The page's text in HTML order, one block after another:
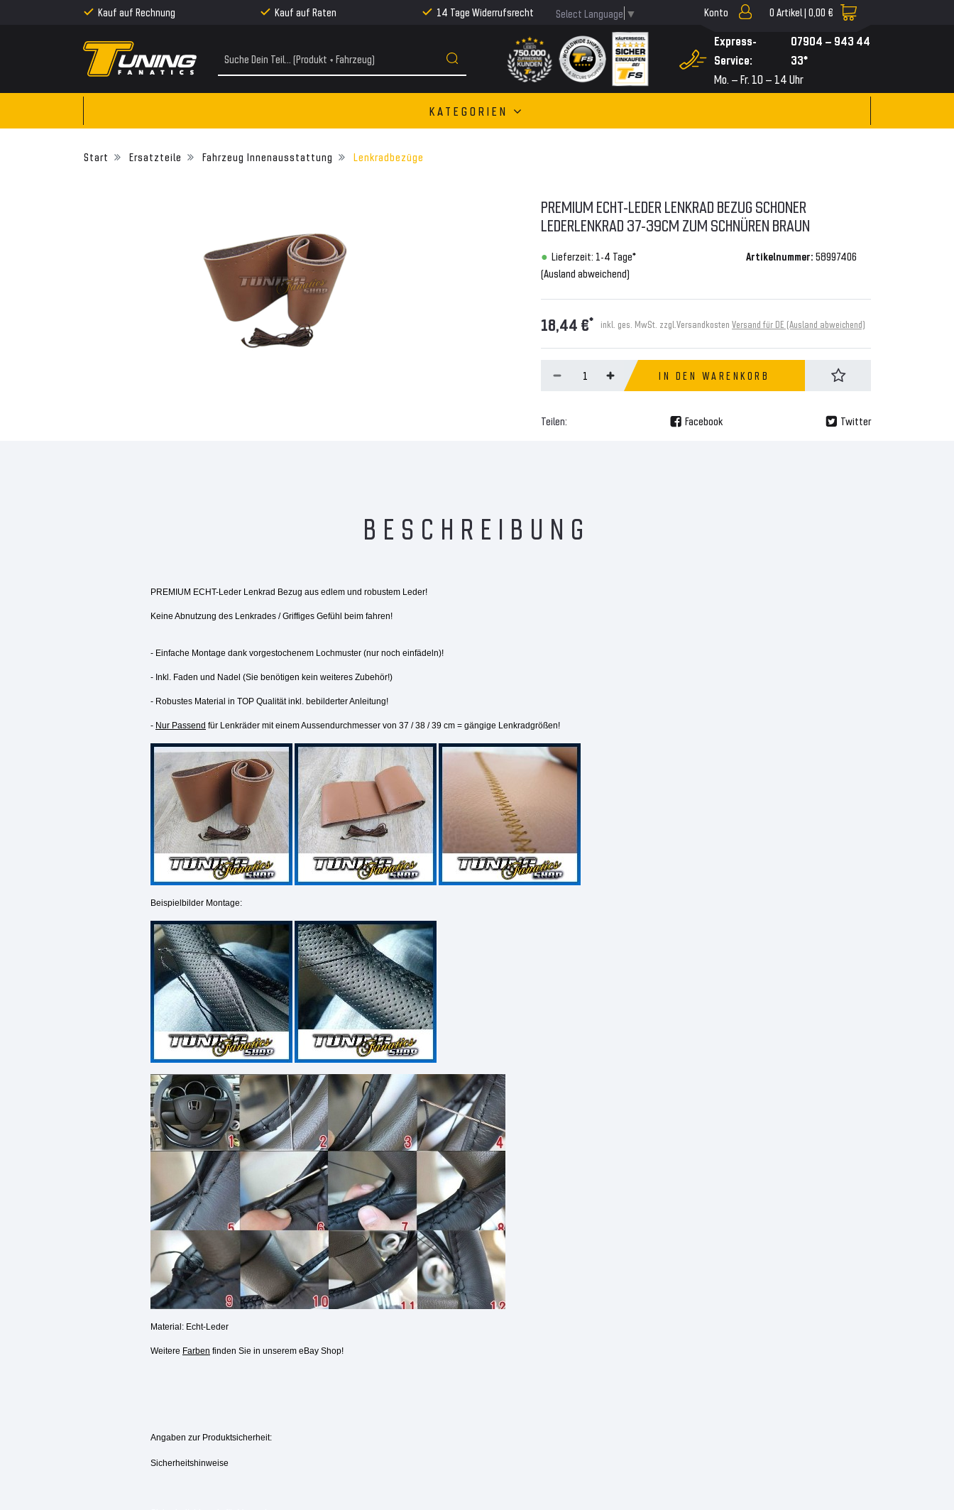
Kauf auf Rechnung Kauf auf Raten 14 Tage Widerrufsrecht Select Language ▼ Konto 0 Artikel | 0,00 €
Express-
Service:
07904 – 943 44
33*
Mo. – Fr. 10 – 14 Uhr
KATEGORIEN
Ersatzteile Fahrzeug Innenausstattung Lenkradbezüge
PREMIUM ECHT-LEDER LENKRAD BEZUG SCHONER
LEDERLENKRAD 37-39CM ZUM SCHNÜREN BRAUN
Lieferzeit: 1-4 Tage*
(Ausland abweichend)
Artikelnummer: 58997406
18,44 €* inkl. ges. MwSt. zzgl. Versandkosten Versand für DE (Ausland abweichend)
IN DEN WARENKORB
Teilen: Facebook Twitter
BESCHREIBUNG
PREMIUM ECHT-Leder Lenkrad Bezug aus edlem und robustem Leder!
Keine Abnutzung des Lenkrades / Griffiges Gefühl beim fahren!
- Einfache Montage dank vorgestochenem Lochmuster (nur noch einfädeln)!
- Inkl. Faden und Nadel (Sie benötigen kein weiteres Zubehör!)
- Robustes Material in TOP Qualität inkl. bebilderter Anleitung!
- Nur Passend für Lenkräder mit einem Aussendurchmesser von 37 / 38 / 39 cm = gängige Lenkradgrößen!
Beispielbilder Montage:
Material: Echt-Leder
Weitere Farben finden Sie in unserem eBay Shop!
Angaben zur Produktsicherheit:
Sicherheitshinweise